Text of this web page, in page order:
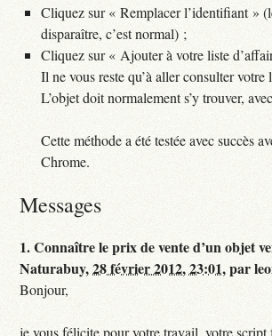
Cliquez sur « Remplacer l’identifiant »
disparaître, c’est normal) ;
Cliquez sur « Ajouter à votre liste
Il ne vous reste qu’à aller consulter votre
L’objet doit normalement s’y trouver,
Cette méthode a été testée avec succès
Chrome.
Messages
1.Connaître le prix de vente d’un objet
Naturabuy,28 février 2012, 23:01,par
Bonjour,
je vous félicite pour votre travail, votre